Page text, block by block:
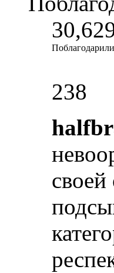
238